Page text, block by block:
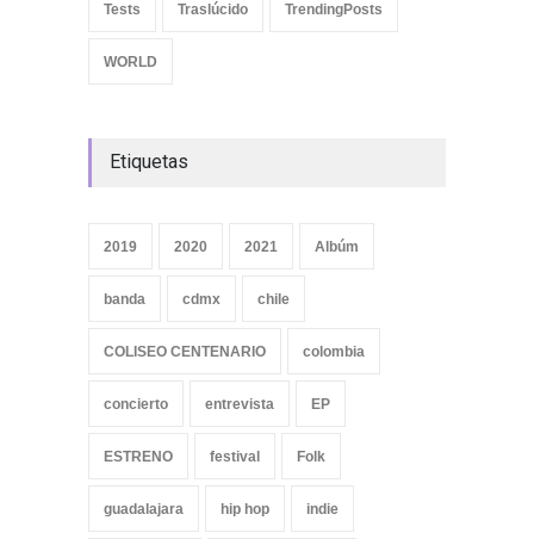
Tests Traslúcido TrendingPosts
WORLD
Etiquetas
2019 2020 2021 Albúm
banda cdmx chile
COLISEO CENTENARIO colombia
concierto entrevista EP
ESTRENO festival Folk
guadalajara hip hop indie